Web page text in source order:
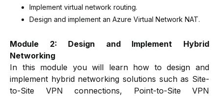
Implement virtual network routing.
Design and implement an Azure Virtual Network NAT.
Module 2: Design and Implement Hybrid
Networking
In this module you will learn how to design and
implement hybrid networking solutions such as Site-
to-Site VPN connections, Point-to-Site VPN